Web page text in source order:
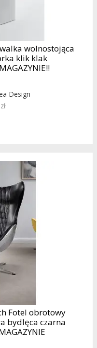
wolnostojąca
klik klak
Design
zł
Fotel obrotowy
bydlęca czarna